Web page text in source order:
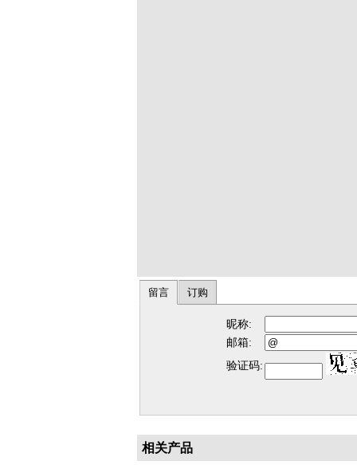
留言 订购
相关产品